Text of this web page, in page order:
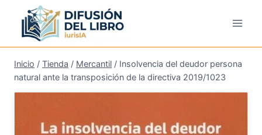
contenido
Inicio / Tienda / Mercantil / Insolvencia del deudor persona
natural ante la transposición de la directiva 2019/1023